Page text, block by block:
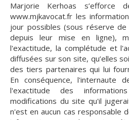
Marjorie Kerhoas
www.mjkavocat.fr les
jour possibles (sous réserve
depuis leur mise en ligne),
l'exactitude, la complétude et
diffusées sur son site, qu’elles
des tiers partenaires qui lui
En conséquence, l'internaute
l'exactitude des
modifications du site qu'il
n'est en aucun cas responsable